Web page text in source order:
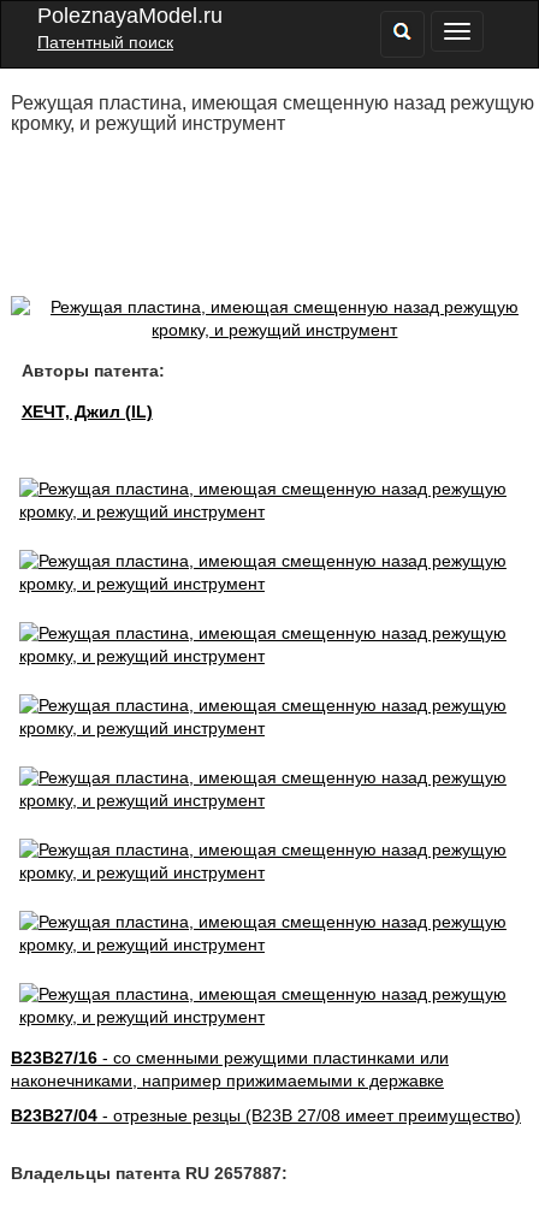
PoleznayaModel.ru
Патентный поиск
Режущая пластина, имеющая смещенную назад режущую
кромку, и режущий инструмент
Авторы патента:
ХЕЧТ, Джил (IL)
B23B27/16- со сменными режущими пластинками или
наконечниками, например прижимаемыми к державке
B23B27/04- отрезные резцы (B23B 27/08 имеет преимущество)
Владельцы патента RU 2657887: